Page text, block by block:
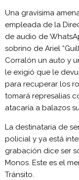
Una gravísima
empleada de la
de audio de
sobrino de Ariel
Corralón un auto y
le exigió que le
para recuperar los
tomará represalias
atacaría a balazos
La destinataria de
policial y ya está
grabación dice ser
Monos. Este es el
Tránsito.